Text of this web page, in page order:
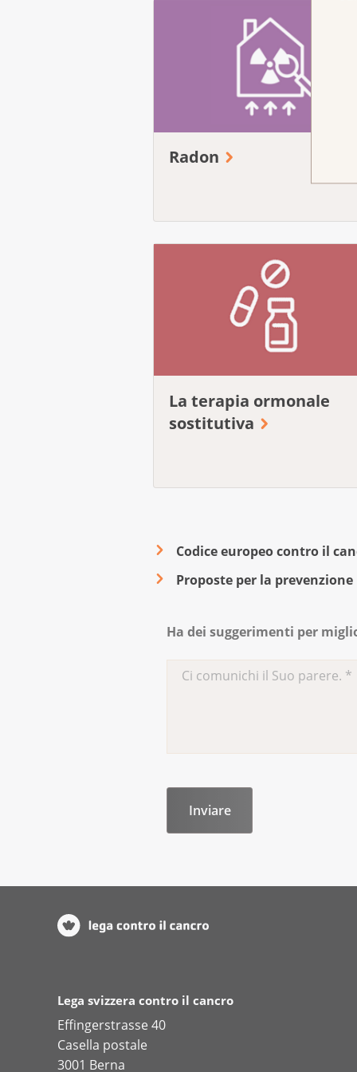
Radon
La terapia ormonale
sostitutiva
Codice europeo contro il
Proposte per la prevenzione
Ha dei suggerimenti per
Lega svizzera contro il cancro
Effingerstrasse 40
Casella postale
3001 Berna